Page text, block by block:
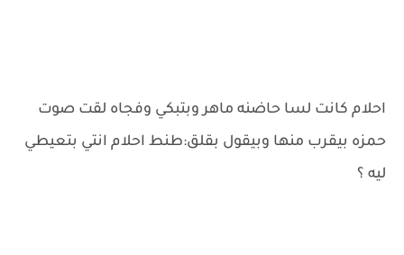
احلام كانت لسا حاضنه ماهر وبتبكي وفجاه لقت صوت
حمزه بيقرب منها وبيقول بقلق:طنط احلام انتي بتعيطي
ليه ؟